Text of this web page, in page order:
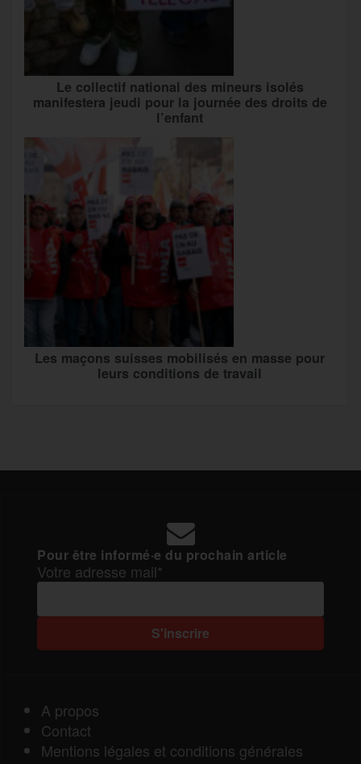
Le collectif national des mineurs isolés
manifestera jeudi pour la journée des droits de
l’enfant
Les maçons suisses mobilisés en masse pour
leurs conditions de travail
Pour être informé·e du prochain article
Votre adresse mail*
A propos
Contact
Mentions légales et conditions générales